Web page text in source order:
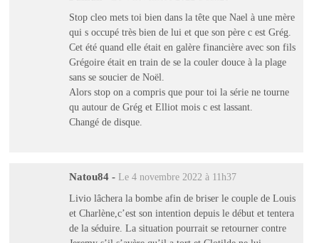
Stop cleo mets toi bien dans la tête que Nael à une mère
qui s occupé très bien de lui et que son père c est Grég.
Cet été quand elle était en galère financière avec son fils
Grégoire était en train de se la couler douce à la plage
sans se soucier de Noël.
Alors stop on a compris que pour toi la série ne tourne
qu autour de Grég et Elliot mois c est lassant.
Changé de disque.
Natou84 - Le 4 novembre 2022 à 11h37
Livio lâchera la bombe afin de briser le couple de Louis
et Charlène,c’est son intention depuis le début et tentera
de la séduire. La situation pourrait se retourner contre